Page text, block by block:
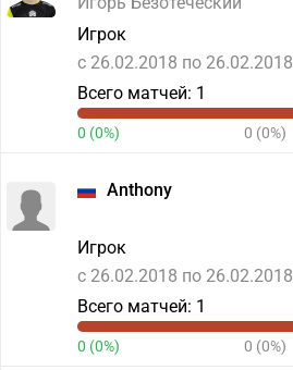
Игрок
c 26.02.2018 по 26.02.2018
Всего матчей: 1
0 (0%) 0 (0%)
Anthony
Игрок
c 26.02.2018 по 26.02.2018
Всего матчей: 1
0 (0%) 0 (0%)